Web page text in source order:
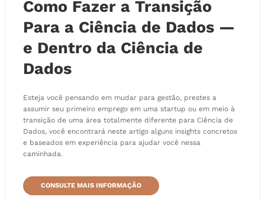
Como Fazer a Transição
Para a Ciência de Dados —
e Dentro da Ciência de
Dados
Esteja você pensando em mudar para gestão, prestes a
assumir seu primeiro emprego em uma startup ou em meio à
transição de uma área totalmente diferente para Ciência de
Dados, você encontrará neste artigo alguns insights concretos
e baseados em experiência para ajudar você nessa
caminhada.
CONSULTE MAIS INFORMAÇÃO